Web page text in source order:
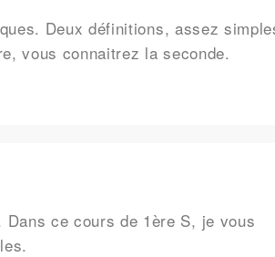
Deux définitions, assez
vous connaitrez la seconde.
ce cours de 1ère S, je vous